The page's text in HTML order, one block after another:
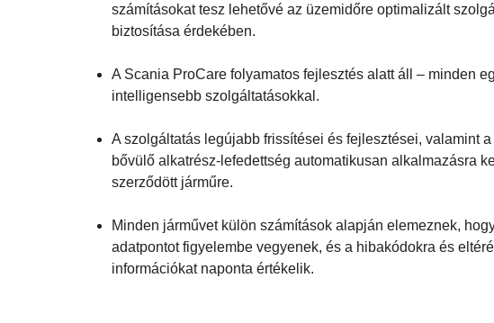
számításokat tesz lehetővé az üzemidőre optimalizált
biztosítása érdekében.
A Scania ProCare folyamatos fejlesztés alatt áll – minden
intelligensebb szolgáltatásokkal.
A szolgáltatás legújabb frissítései és fejlesztései, valamint
bővülő alkatrész-lefedettség automatikusan alkalmazásra
szerződött járműre.
Minden járművet külön számítások alapján elemeznek,
adatpontot figyelembe vegyenek, és a hibakódokra és
információkat naponta értékelik.